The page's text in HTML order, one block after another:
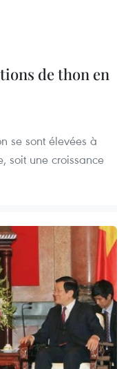
de thon en
se sont élevées à
soit une croissance